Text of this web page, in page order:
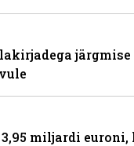
järgmise
miljardi